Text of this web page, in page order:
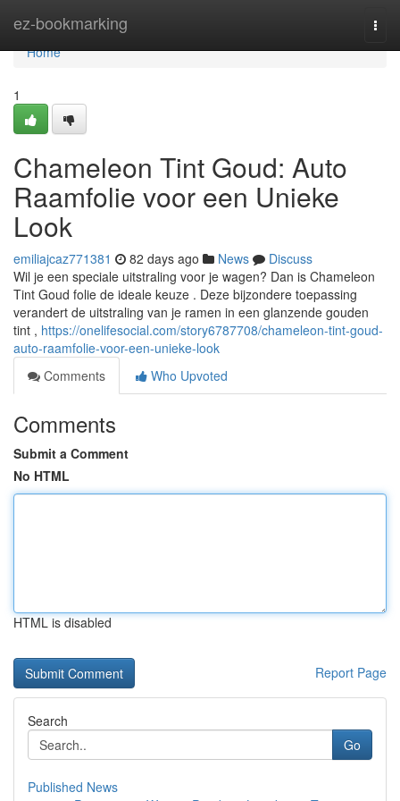
ez-bookmarking
Home
Home
1
Chameleon Tint Goud: Auto
Raamfolie voor een Unieke
Look
emiliajcaz771381 82 days ago News
Discuss
Wil je een speciale uitstraling voor je wagen? Dan is Chameleon
Tint Goud folie de ideale keuze . Deze bijzondere toepassing
verandert de uitstraling van je ramen in een glanzende gouden
tint , https://onelifesocial.com/story6787708/chameleon-tint-goud-
auto-raamfolie-voor-een-unieke-look
Comments
Who Upvoted
Comments
Submit a Comment
No HTML
HTML is disabled
Report Page
Search
Go
Published News